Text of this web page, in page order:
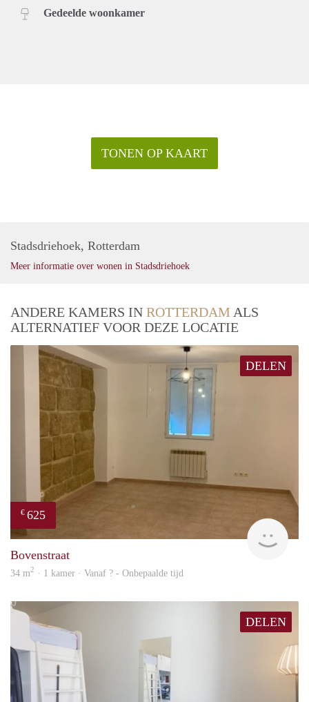
Gedeelde woonkamer
TONEN OP KAART
Stadsdriehoek, Rotterdam
Meer informatie over wonen in Stadsdriehoek
ANDERE KAMERS IN ROTTERDAM ALS
ALTERNATIEF VOOR DEZE LOCATIE
DELEN
€ 625
Bovenstraat
34 m2 · 1 kamer · Vanaf ? - Onbepaalde tijd
DELEN